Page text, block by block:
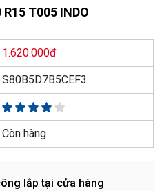
T005 INDO
1.620.000đ
S80B5D7B5CEF3
Còn hàng
lắp tại cửa hàng